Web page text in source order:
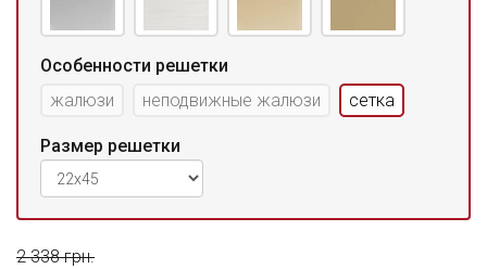
Особенности решетки
жалюзи
неподвижные жалюзи сетка
Размер решетки
2 338 грн.